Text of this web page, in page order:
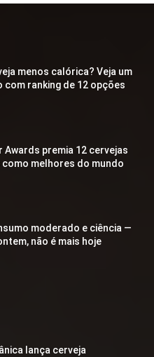
menos calórica? Veja um
ranking de 12 opções
Awards premia 12 cervejas
melhores do mundo
moderado e ciência —
não é mais hoje
lança cerveja